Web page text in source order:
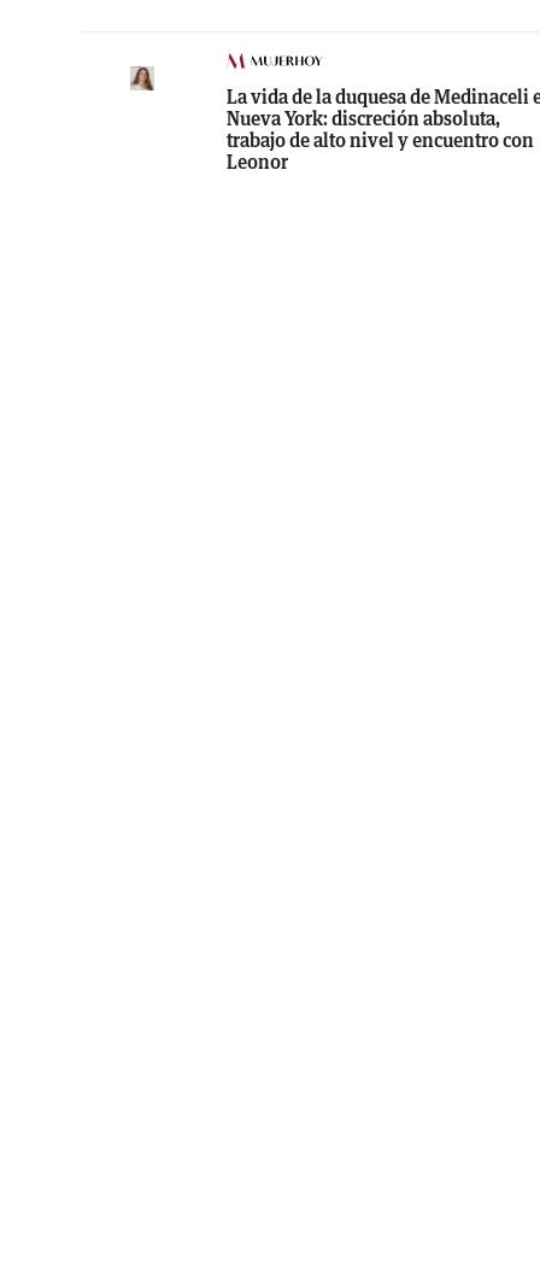
La vida de la duquesa de Medinaceli
Nueva York: discreción absoluta,
trabajo de alto nivel y encuentro con
Leonor